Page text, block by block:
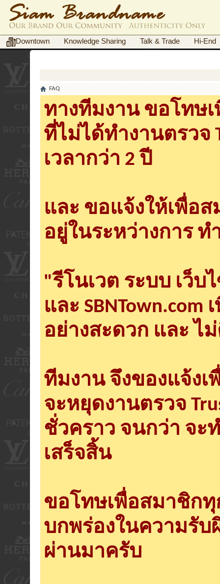
Downtown Knowledge Sharing Talk & Trade Hi-End
FAQ
ทางทีมงาน ขอโทษ
ที่ไม่ได้ทำงานตรวจ
เวลากว่า 2 ปี
และ ขอแจ้งให้เพื่อ
อยู่ในระหว่างการ ท
"รีโนเวต ระบบ เว็บ
และ
อย่างสะดวก และ ไ
ทีมงาน จึงของแจ้ง
จะหยุดงานตรวจ
ชั่วคราว จนกว่า จะ
เสร็จสิ้น
ขอโทษเพื่อสมาชิก
บกพร่องในความรั
ผ่านมาครับ